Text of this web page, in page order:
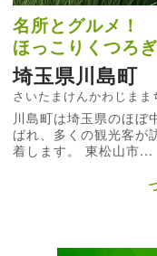
名所とグルメ！
ほっこりくつろ
埼玉県川島町
さいたまけんかわじまま
川島町は埼玉県のほぼ
ばれ、多くの観光客が
着します。 東松山市...